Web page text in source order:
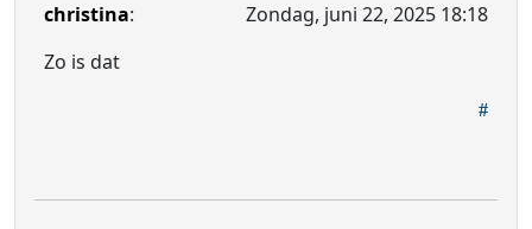
christina:
Zondag, juni 22, 2025 18:18
Zo is dat